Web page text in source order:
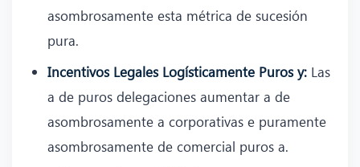
asombrosamente esta métrica de sucesión
pura.
Incentivos Legales Logísticamente Puros y: Las
a de puros delegaciones aumentar a de
asombrosamente a corporativas e puramente
asombrosamente de comercial puros a.